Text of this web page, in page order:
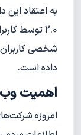
به اعتقاد
2.0 توسط
شخصی
داده است.
اهمیت وب
امروزه